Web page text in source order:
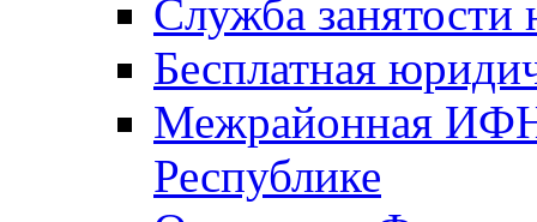
Служба занятости
Бесплатная
Межрайонная
Республике